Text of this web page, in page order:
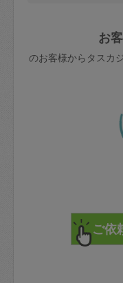
お
のお客様からタスカ